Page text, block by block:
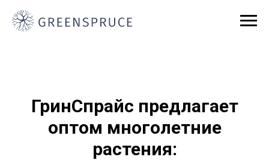
ГринСпрайс предлагает
оптом многолетние
растения: